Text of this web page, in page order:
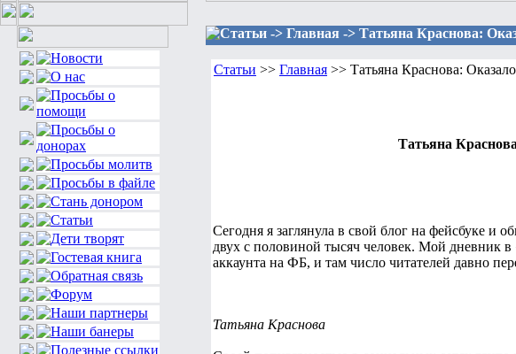
Статьи -> Главная -> Татьяна Краснова:
Статьи >> Главная >> Татьяна Краснова:
Татьяна
Сегодня я заглянула в свой блог на фейсбуке и
двух с половиной тысяч человек. Мой дневник
аккаунта на ФБ, и там число читателей давно
Татьяна Краснова